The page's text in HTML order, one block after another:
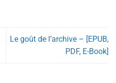
Le goût de l’archive – [EPUB,
PDF, E-Book]